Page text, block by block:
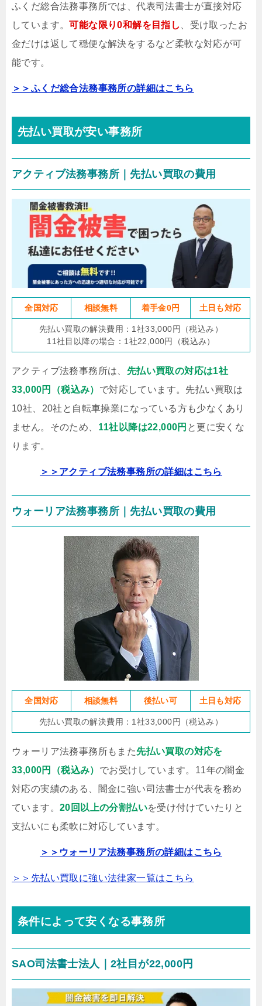
ふくだ総合法務事務所では、代表司法書士が直接対応
しています。可能な限り0和解を目指し
、受け取ったお
金だけは返して穏便な解決をするなど柔軟な対応が可
能です。
＞＞ふくだ総合法務事務所の詳細はこちら
先払い買取が安い事務所
アクティブ法務事務所｜先払い買取の費用
全国対応 相談無料 着手金0円 土日も対応
先払い買取の解決費用：1社33,000円（税込み）
11社目以降の場合：1社22,000円（税込み）
アクティブ法務事務所は、 先払い買取の対応は1社
33,000円（税込み） で対応しています。先払い買取は
10社、20社と自転車操業になっている方も少なくあり
ません。そのため、 11社以降は22,000円 と更に安くな
ります。
＞＞アクティブ法務事務所の詳細はこちら
ウォーリア法務事務所｜先払い買取の費用
全国対応 相談無料 後払い可 土日も対応
先払い買取の解決費用：1社33,000円（税込み）
ウォーリア法務事務所もまた先払い買取の対応を
33,000円（税込み） でお受けしています。11年の闇金
対応の実績のある、闇金に強い司法書士が代表を務め
ています。 20回以上の分割払いを受け付けていたりと
支払いにも柔軟に対応しています。
＞＞ウォーリア法務事務所の詳細はこちら
＞＞先払い買取に強い法律家一覧はこちら
条件によって安くなる事務所
SAO司法書士法人｜2社目が22,000円